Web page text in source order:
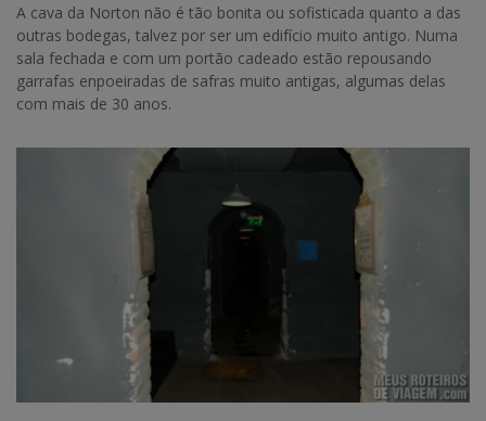
A cava da Norton não é tão bonita ou sofisticada quanto a das
outras bodegas, talvez por ser um edifício muito antigo. Numa
sala fechada e com um portão cadeado estão repousando
garrafas enpoeiradas de safras muito antigas, algumas delas
com mais de 30 anos.